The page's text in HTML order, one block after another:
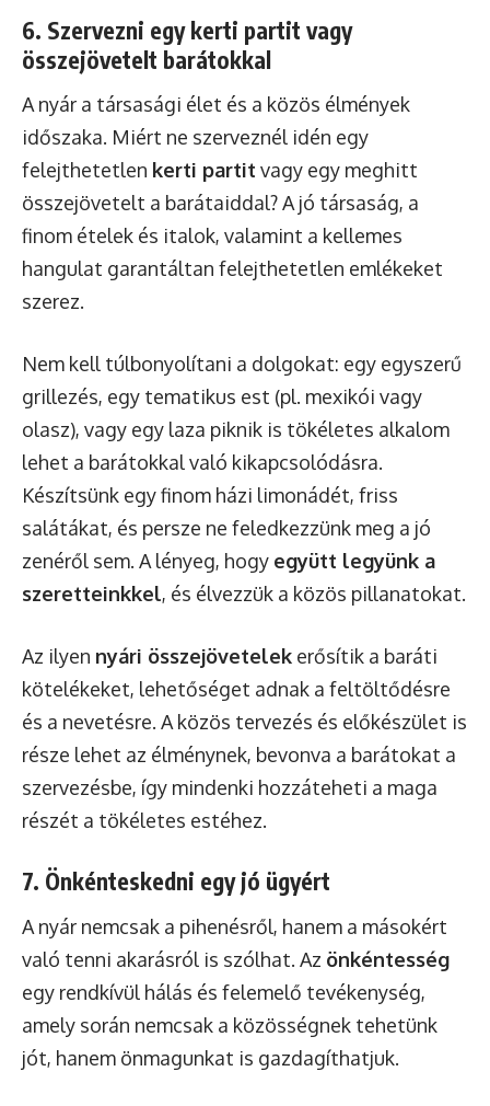
6. Szervezni egy kerti partit vagy
összejövetelt barátokkal
A nyár a társasági élet és a közös élmények
időszaka. Miért ne szerveznél idén egy
felejthetetlen kerti partit vagy egy meghitt
összejövetelt a barátaiddal? A jó társaság, a
finom ételek és italok, valamint a kellemes
hangulat garantáltan felejthetetlen emlékeket
szerez.
Nem kell túlbonyolítani a dolgokat: egy egyszerű
grillezés, egy tematikus est (pl. mexikói vagy
olasz), vagy egy laza piknik is tökéletes alkalom
lehet a barátokkal való kikapcsolódásra.
Készítsünk egy finom házi limonádét, friss
salátákat, és persze ne feledkezzünk meg a jó
zenéről sem. A lényeg, hogy együtt legyünk a
szeretteinkkel, és élvezzük a közös pillanatokat.
Az ilyen nyári összejövetelek erősítik a baráti
kötelékeket, lehetőséget adnak a feltöltődésre
és a nevetésre. A közös tervezés és előkészület is
része lehet az élménynek, bevonva a barátokat a
szervezésbe, így mindenki hozzáteheti a maga
részét a tökéletes estéhez.
7. Önkénteskedni egy jó ügyért
A nyár nemcsak a pihenésről, hanem a másokért
való tenni akarásról is szólhat. Az önkéntesség
egy rendkívül hálás és felemelő tevékenység,
amely során nemcsak a közösségnek tehetünk
jót, hanem önmagunkat is gazdagíthatjuk.